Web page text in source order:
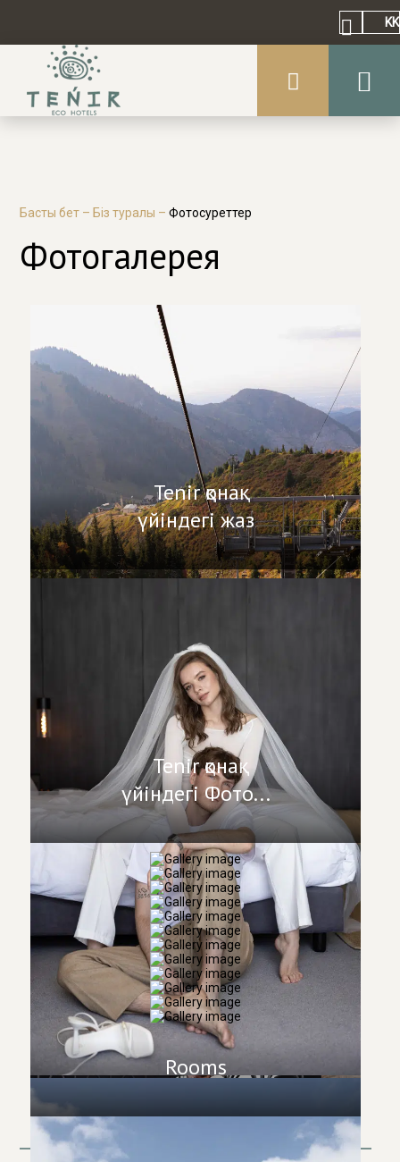
KK
Басты бет – Біз туралы –Фотосуреттер
Фотогалерея
Tenir қонақ
үйіндегі жаз
Tenir қонақ
үйіндегі Фото...
Rooms